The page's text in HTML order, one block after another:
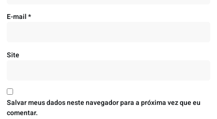
E-mail*
Site
Salvar meus dados neste navegador para a próxima vez que eu
comentar.